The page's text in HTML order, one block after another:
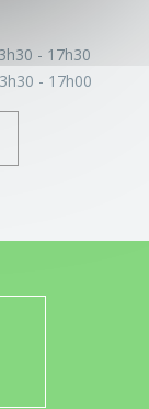
- 17h30
- 17h00